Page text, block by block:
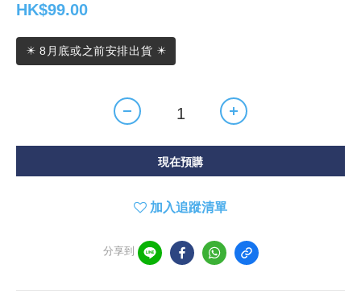
HK$99.00
✴️ 8月底或之前安排出貨 ✴️
現在預購
加入追蹤清單
分享到